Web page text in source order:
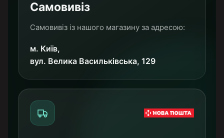
Самовивіз
Самовивіз із нашого магазину за адресою:
м. Київ,
вул. Велика Васильківська, 129